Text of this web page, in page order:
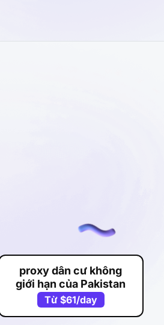
proxy dân cư không
giới hạn của Pakistan
Từ $61/day